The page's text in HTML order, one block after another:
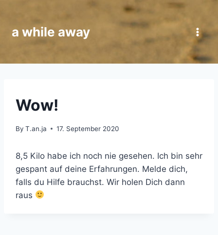
content
a while away
UNCATEGORIZED
Wow!
By T.an.ja 17. September 2020
8,5 Kilo habe ich noch nie gesehen. Ich bin sehr
gespant auf deine Erfahrungen. Melde dich,
falls du Hilfe brauchst. Wir holen Dich dann
raus